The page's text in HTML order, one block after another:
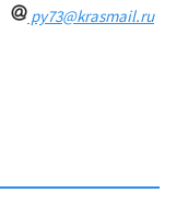
py73@krasmail.ru